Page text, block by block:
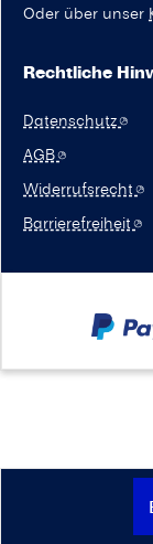
Oder über unser
Rechtliche
Datenschutz
AGB
Widerrufsrecht
Barrierefreiheit